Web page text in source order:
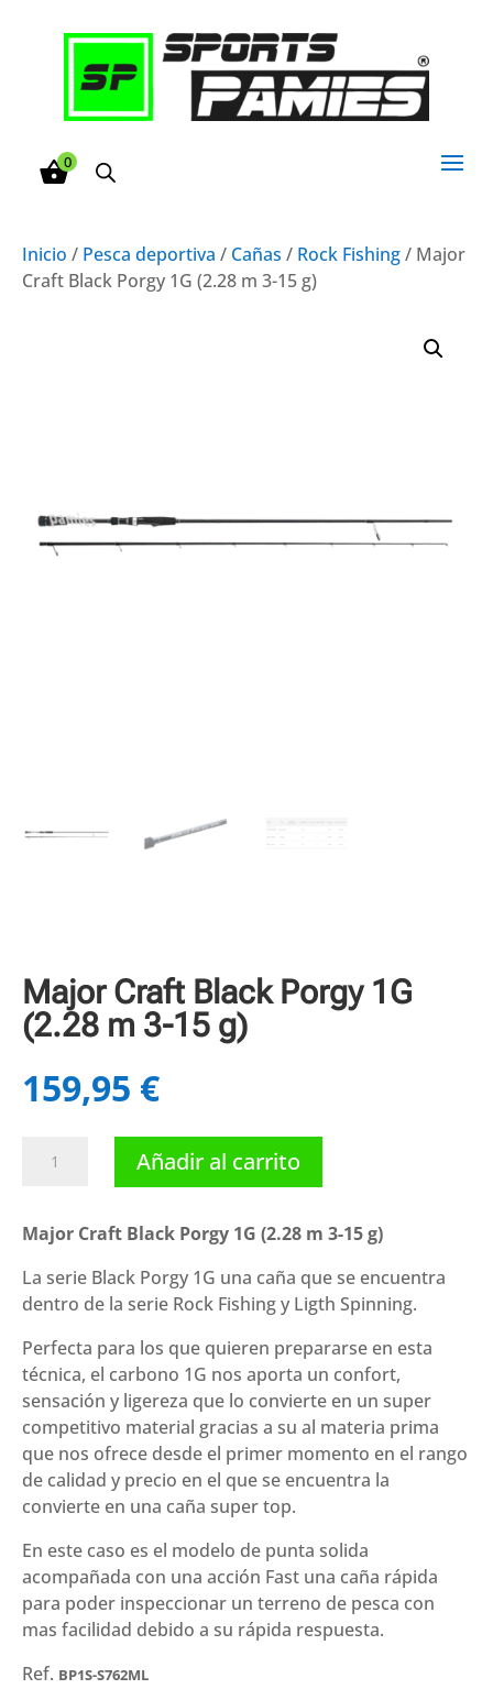
0
Inicio / Pesca deportiva / Cañas / Rock Fishing/ Major
Craft Black Porgy 1G (2.28 m 3-15 g)
Major Craft Black Porgy 1G
(2.28 m 3-15 g)
159,95 €
Craft
Porgy
(2.28
m
15
g)
cantidad
Añadir al carrito
Major Craft Black Porgy 1G (2.28 m 3-15 g)
La serie Black Porgy 1G una caña que se encuentra
dentro de la serie Rock Fishing y Ligth Spinning.
Perfecta para los que quieren prepararse en esta
técnica, el carbono 1G nos aporta un confort,
sensación y ligereza que lo convierte en un super
competitivo material gracias a su al materia prima
que nos ofrece desde el primer momento en el rango
de calidad y precio en el que se encuentra la
convierte en una caña super top.
En este caso es el modelo de punta solida
acompañada con una acción Fast una caña rápida
para poder inspeccionar un terreno de pesca con
mas facilidad debido a su rápida respuesta.
Ref. BP1S-S762ML